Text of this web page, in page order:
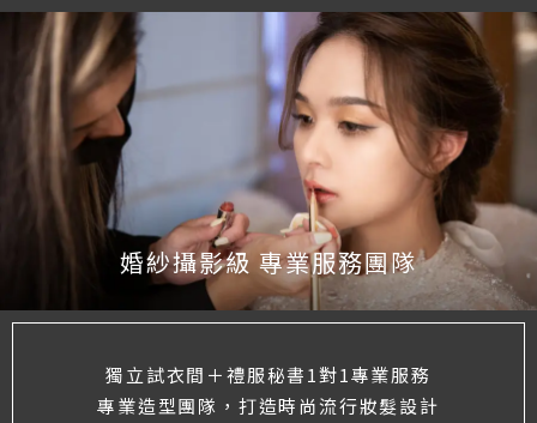
婚紗攝影級 專業服務團隊
獨立試衣間＋禮服秘書1對1專業服務
專業造型團隊，打造時尚流行妝髮設計